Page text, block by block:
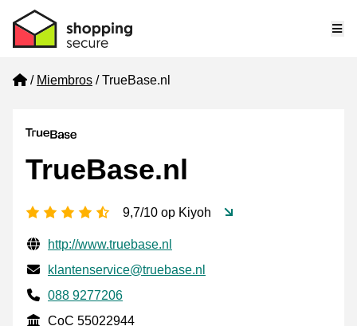
Home
Miembros TrueBase.nl
TrueBase.nl
[_General:NumberOfStarsPluralFormat]
9,7/10 op Kiyoh
Información de contacto verificada
Website URL
http://www.truebase.nl
Envía un correo electrónico a
klantenservice@truebase.nl
Phone number
088 9277206
CoC
CoC 55022944